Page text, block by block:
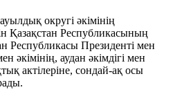
округі әкімінің
Қазақстан Республикасының
Республикасы Президенті мен
әкімінің, аудан әкімдігі мен
актілеріне, сондай-ақ осы